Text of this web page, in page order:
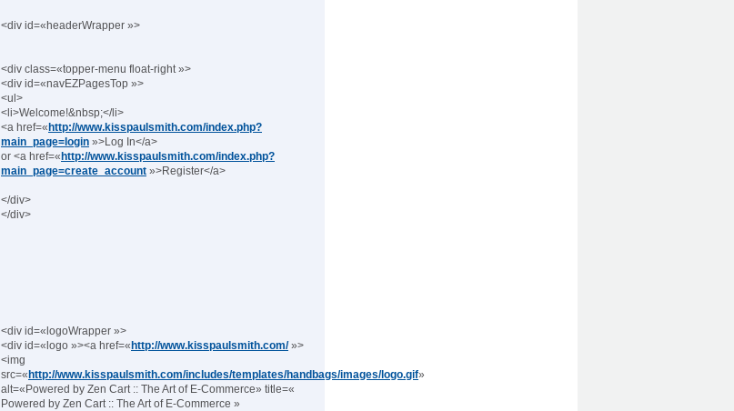
<div id=«headerWrapper »>
<div class=«topper-menu float-right »>
<div id=«navEZPagesTop »>
<ul>
<li>Welcome!&nbsp;</li>
<a href=« http://www.kisspaulsmith.com/index.php?
main_page=login »>Log In</a>
or <a href=« http://www.kisspaulsmith.com/index.php?
main_page=create_account »>Register</a>
</div>
</div>
<div id=«logoWrapper »>
<div id=«logo »><a href=« http://www.kisspaulsmith.com/»>
<img
src=« http://www.kisspaulsmith.com/includes/templates/handbags/images/logo.gif»
alt=«Powered by Zen Cart :: The Art of E-Commerce» title=«
Powered by Zen Cart :: The Art of E-Commerce »